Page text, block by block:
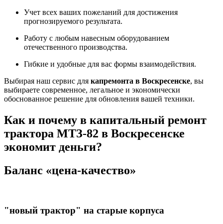
Учет всех ваших пожеланий для достижения
прогнозируемого результата.
Работу с любым навесным оборудованием
отечественного производства.
Гибкие и удобные для вас формы взаимодействия.
Выбирая наш сервис для капремонта в Воскресенске, вы
выбираете современное, легальное и экономически
обоснованное решение для обновления вашей техники.
Как и почему в капитальный ремонт
трактора МТЗ-82 в Воскресенске
экономит деньги?
Баланс «цена-качество»
"новый трактор" на старые корпуса